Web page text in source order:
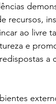
|
recursos,
ao livre
e
a